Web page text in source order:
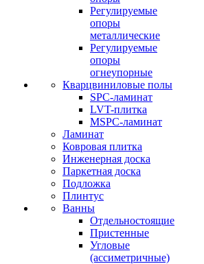
Регулируемые
опоры
металлические
Регулируемые
опоры
огнеупорные
Кварцвиниловые полы
SPC-ламинат
LVT-плитка
MSPC-ламинат
Ламинат
Ковровая плитка
Инженерная доска
Паркетная доска
Подложка
Плинтус
Ванны
Отдельностоящие
Пристенные
Угловые
(ассиметричные)